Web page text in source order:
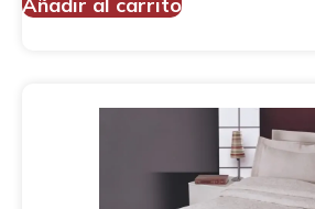
Añadir al carrito